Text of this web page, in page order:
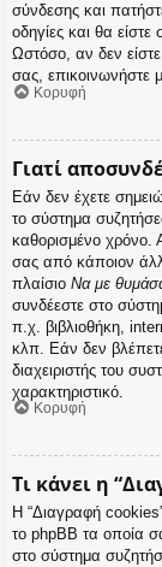
σύνδεσης και
οδηγίες και θα
Ωστόσο, αν δεν
σας, επικοινωνήστε
Κορυφή
Γιατί
Εάν δεν έχετε
το σύστημα
καθορισμένο χρόνο.
σας από κάποιον
πλαίσιο Να με
συνδέεστε στο
π.χ. βιβλιοθήκη,
κλπ. Εάν δεν
διαχειριστής του
χαρακτηριστικό.
Κορυφή
Τι κάνει η
Η “Διαγραφή
το phpBB τα οποία
στο σύστημα